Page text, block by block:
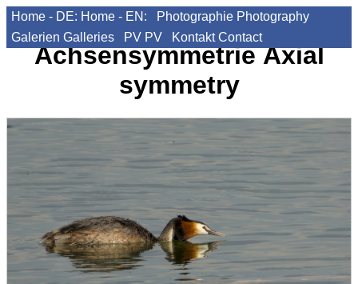
Home - DE: Home - EN: Photographie Photography
Galerien Galleries PV PV Kontakt Contact
AchsensymmetrieAxial
symmetry